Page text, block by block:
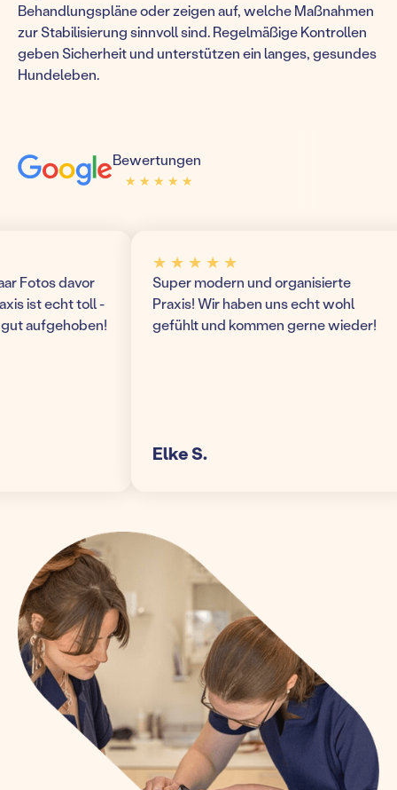
Behandlungspläne oder zeigen auf, welche Maßnahmen
zur Stabilisierung sinnvoll sind. Regelmäßige Kontrollen
geben Sicherheit und unterstützen ein langes, gesundes
Hundeleben.
Bewertungen
★ ★ ★ ★ ★
★ ★ ★ ★ ★
davor
echt toll -
★ ★ ★ ★ ★
Super modern und organisierte
Praxis! Wir haben uns echt wohl
gefühlt und kommen gerne wieder!
Elke S.